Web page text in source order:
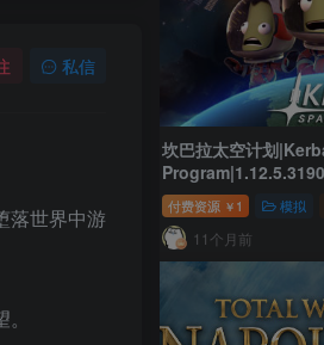
私信
落世界中游
坎巴拉太空计划
付费资源 ￥ 1 模拟
11个月前